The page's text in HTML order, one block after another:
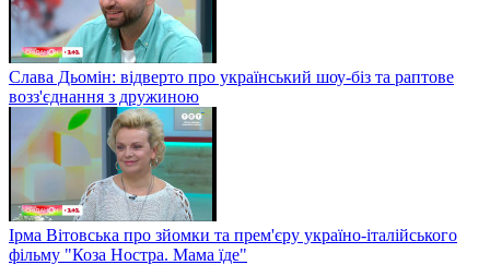
Слава Дьомін: відверто про український шоу-біз та раптове
возз'єднання з дружиною
Ірма Вітовська про зйомки та прем'єру україно-італійського
фільму "Коза Ностра. Мама їде"